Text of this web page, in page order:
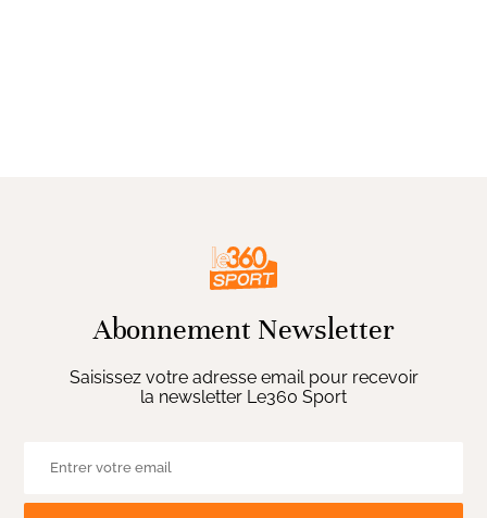
Abonnement Newsletter
Saisissez votre adresse email pour recevoir
la newsletter Le360 Sport